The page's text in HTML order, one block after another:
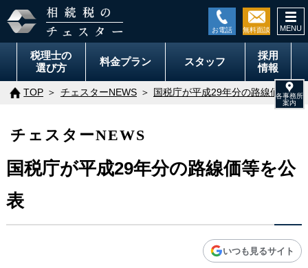
税理士の
選び方
料金プラン スタッフ
採用
情報
TOP チェスターNEWS 国税庁が平成29年分の路線価等を
チェスターNEWS
国税庁が平成29年分の路線価等を公
表
いつも見るサイト